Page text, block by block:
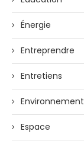
Énergie
Entreprendre
Entretiens
Environnement
Espace